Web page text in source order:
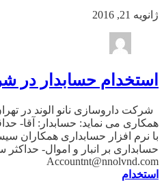
ژانویه 21, 2016
استخدام حسابدار در
شرکت داروسازی نانو الوند در
همکاری می نماید: حسابدار: آقا-
Accountnt@nnolvnd.com
استخدام